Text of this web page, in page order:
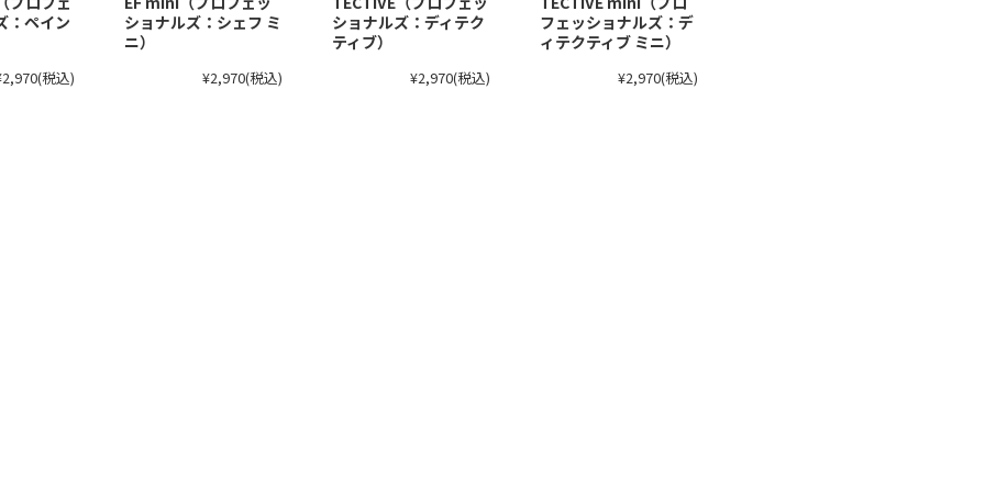
：ペイン
(税込)
ショナルズ：シェフ ミ
ニ）
¥2,970(税込)
ショナルズ：ディテク
ティブ）
¥2,970(税込)
フェッショナルズ：デ
ィテクティブ ミニ）
¥2,970(税込)